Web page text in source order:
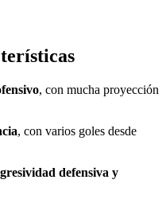
, con mucha proyección
, con varios goles desde
defensiva y